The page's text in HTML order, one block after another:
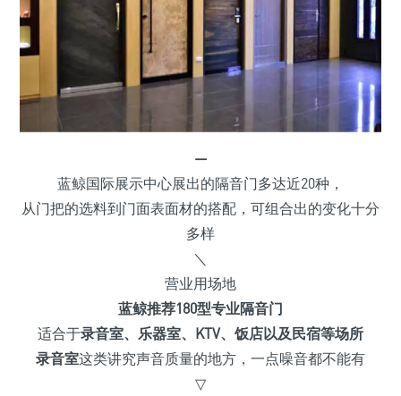
—
蓝鲸国际展示中心展出的隔音门多达近20种，
从门把的选料到门面表面材的搭配，可组合出的变化十分
多样
＼
营业用场地
蓝鲸推荐180型专业隔音门
适合于录音室、乐器室、KTV、饭店以及民宿等场所
录音室这类讲究声音质量的地方，一点噪音都不能有
▽